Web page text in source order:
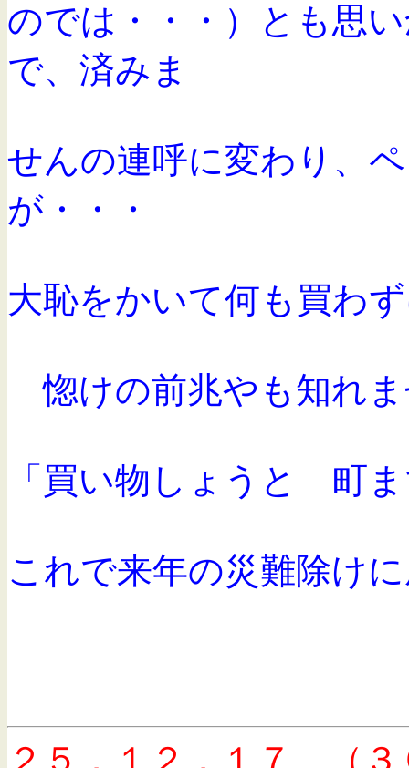
のでは・・・）とも思
で、済みま
せんの連呼に変わり、
が・・・
大恥をかいて何も買わ
惚けの前兆やも知れ
「買い物しょうと 町
これで来年の災難除け
２５．１２．１７ （３